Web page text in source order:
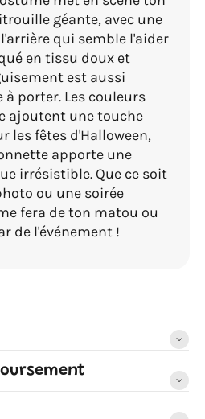
géante, avec une
qui semble l'aider
en tissu doux et
est aussi
porter. Les couleurs
ajoutent une touche
les fêtes d'Halloween,
apporte une
irrésistible. Que ce soit
ou une soirée
fera de ton matou ou
de l'événement !